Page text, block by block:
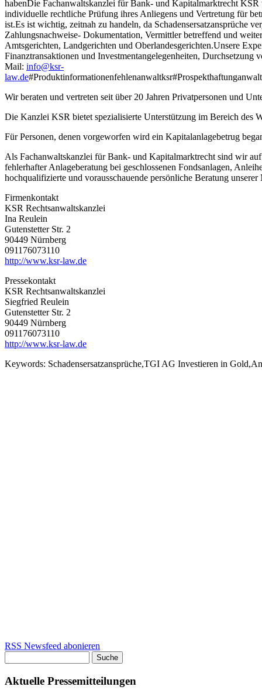
habenDie Fachanwaltskanzlei für Bank- und Kapitalmarktrecht KSR
individuelle rechtliche Prüfung ihres Anliegens und Vertretung für
ist.Es ist wichtig, zeitnah zu handeln, da Schadensersatzansprüche
Zahlungsnachweise- Dokumentation, Vermittler betreffend und
Amtsgerichten, Landgerichten und Oberlandesgerichten.Unsere
Finanztransaktionen und Investmentangelegenheiten,
Mail: info@ksr-
law.de
Wir beraten und vertreten seit über 20 Jahren Privatpersonen und
Die Kanzlei KSR bietet spezialisierte Unterstützung im Bereich des
Für Personen, denen vorgeworfen wird ein Kapitalanlagebetrug
Als Fachanwaltskanzlei für Bank- und Kapitalmarktrecht sind wir
fehlerhafter Anlageberatung bei geschlossenen Fondsanlagen,
hochqualifizierte und vorausschauende persönliche Beratung
Firmenkontakt
KSR Rechtsanwaltskanzlei
Ina Reulein
Gutenstetter Str. 2
90449 Nürnberg
091176073110
http://www.ksr-law.de
Pressekontakt
KSR Rechtsanwaltskanzlei
Siegfried Reulein
Gutenstetter Str. 2
90449 Nürnberg
091176073110
http://www.ksr-law.de
Keywords: Schadensersatzansprüche,TGI AG Investieren in
RSS Newsfeed abonieren
Aktuelle Pressemitteilungen